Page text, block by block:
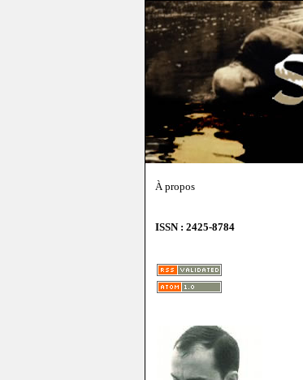
À propos
ISSN : 2425-8784